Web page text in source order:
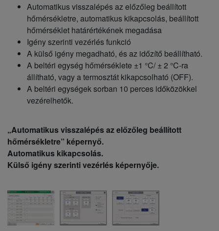
Automatikus visszalépés az előzőleg beállított
hőmérsékletre, automatikus kikapcsolás, beállított
hőmérséklet határértékének megadása
Igény szerinti vezérlés funkció
A külső igény megadható, és az időzítő beállítható.
A beltéri egység hőmérséklete ±1 °C/ ± 2 °C-ra
állítható, vagy a termosztát kikapcsolható (OFF).
A beltéri egységek sorban 10 perces időközökkel
vezérelhetők.
„Automatikus visszalépés az előzőleg beállított
hőmérsékletre” képernyő.
Automatikus kikapcsolás.
Külső igény szerinti vezérlés képernyője.